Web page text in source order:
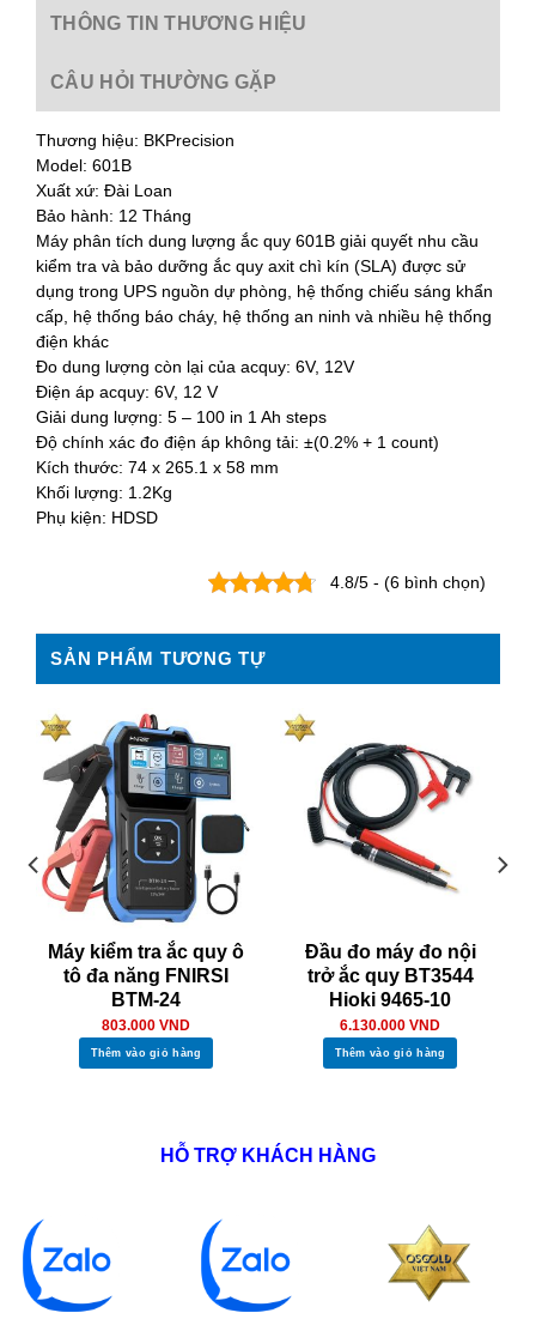
THÔNG TIN THƯƠNG HIỆU
CÂU HỎI THƯỜNG GẶP
Thương hiệu: BKPrecision
Model: 601B
Xuất xứ: Đài Loan
Bảo hành: 12 Tháng
Máy phân tích dung lượng ắc quy 601B giải quyết nhu cầu
kiểm tra và bảo dưỡng ắc quy axit chì kín (SLA) được sử
dụng trong UPS nguồn dự phòng, hệ thống chiếu sáng khẩn
cấp, hệ thống báo cháy, hệ thống an ninh và nhiều hệ thống
điện khác
Đo dung lượng còn lại của acquy: 6V, 12V
Điện áp acquy: 6V, 12 V
Giải dung lượng: 5 – 100 in 1 Ah steps
Độ chính xác đo điện áp không tải: ±(0.2% + 1 count)
Kích thước: 74 x 265.1 x 58 mm
Khối lượng: 1.2Kg
Phụ kiện: HDSD
4.8/5 - (6 bình chọn)
SẢN PHẨM TƯƠNG TỰ
Máy kiểm tra ắc quy ô
tô đa năng FNIRSI
BTM-24
803.000 VND
Thêm vào giỏ hàng
Đầu đo máy đo nội
trở ắc quy BT3544
Hioki 9465-10
6.130.000 VND
Thêm vào giỏ hàng
HỖ TRỢ KHÁCH HÀNG